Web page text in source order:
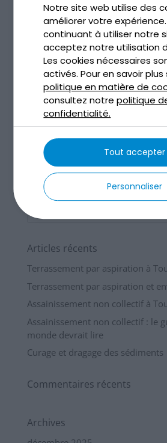
Notre site web utilise des
améliorer votre expérience.
continuant à utiliser notre
acceptez notre utilisation
Les cookies nécessaires
activés. Pour en savoir plus
politique en matière de
consultez notrepolitique
confidentialité.
Personnaliser
Tout accepter
Curage et dragage des
Nov 13, 2025
lire plus
Articles récents
Terrassement par aspiration à
Terrassement par aspiration et
Assainissement non collectif à
Assainissement non collectif : le
monde devrait lire
Curage et dragage des sédiments
Commentaires récents
Archives